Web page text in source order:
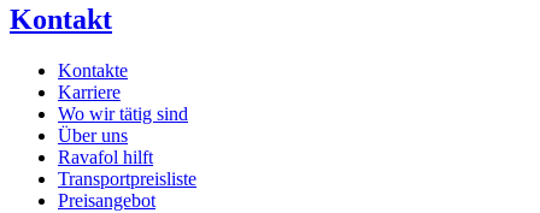
Kontakt
Kontakte
Karriere
Wo wir tätig sind
Über uns
Ravafol hilft
Transportpreisliste
Preisangebot